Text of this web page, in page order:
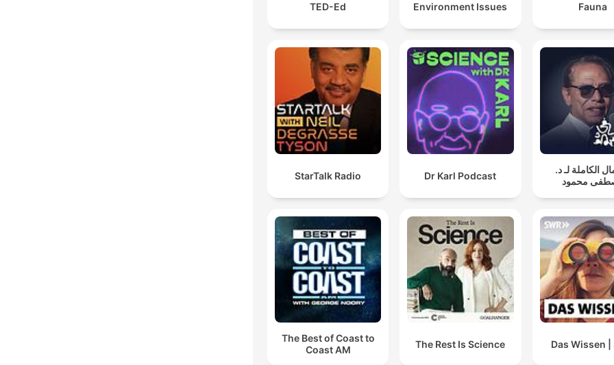
TED-Ed Environment Issues Fauna
StarTalk Radio Dr Karl Podcast
الكاملة لـ د.
محمود
The Best of Coast to
Coast AM
The Rest Is Science Das Wissen |